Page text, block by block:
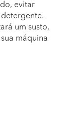
evitar
um susto,
máquina